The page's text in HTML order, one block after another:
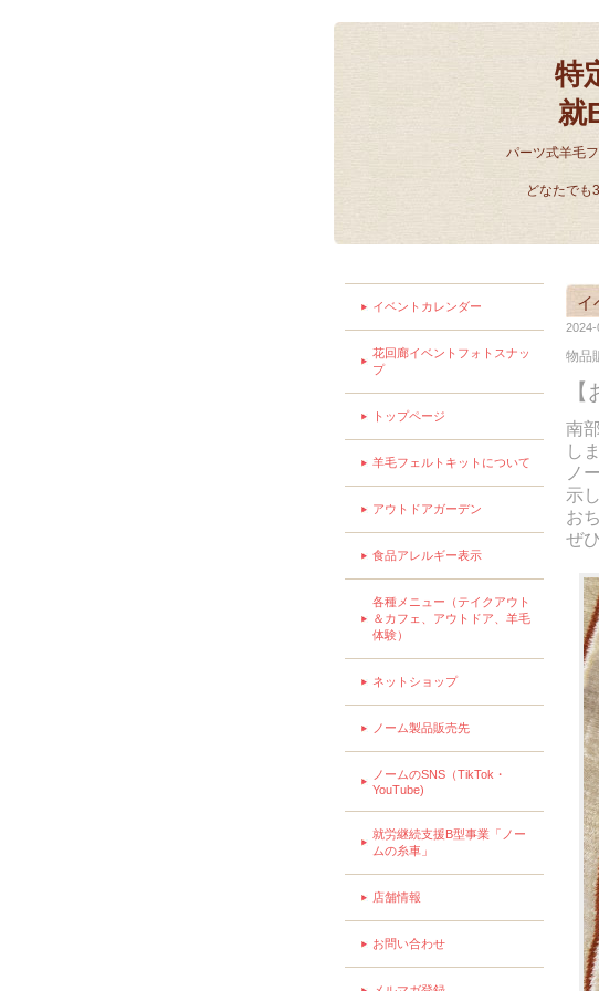
特
就
パーツ式羊毛
どなたでも
イ
物品
南
し
ノ
示
お
ぜ
イベントカレンダー
花回廊イベントフォトスナッ
プ
トップページ
羊毛フェルトキットについて
アウトドアガーデン
食品アレルギー表示
各種メニュー（テイクアウト
＆カフェ、アウトドア、羊毛
体験）
ネットショップ
ノーム製品販売先
ノームのSNS（TikTok・
YouTube)
就労継続支援B型事業「ノー
ムの糸車」
店舗情報
お問い合わせ